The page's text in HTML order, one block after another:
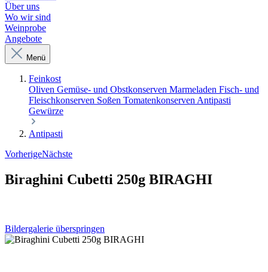
Über uns
Wo wir sind
Weinprobe
Angebote
Menü
Feinkost
Oliven Gemüse- und Obstkonserven Marmeladen Fisch- und
Fleischkonserven Soßen Tomatenkonserven Antipasti
Gewürze
Antipasti
VorherigeNächste
Biraghini Cubetti 250g BIRAGHI
Bildergalerie überspringen